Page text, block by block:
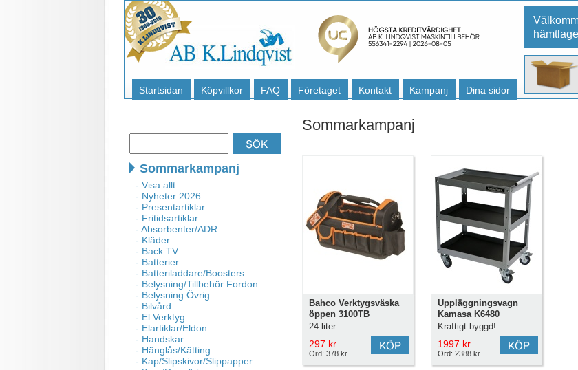
Startsidan Köpvillkor FAQ Företaget Kontakt Kampanj Dina sidor
Sommarkampanj
- Visa allt
- Nyheter 2026
- Presentartiklar
- Fritidsartiklar
- Absorbenter/ADR
- Kläder
- Back TV
- Batterier
- Batteriladdare/Boosters
- Belysning/Tillbehör Fordon
- Belysning Övrig
- Bilvård
- El Verktyg
- Elartiklar/Eldon
- Handskar
- Hänglås/Kätting
- Kap/Slipskivor/Slippapper
Sommarkampanj
Bahco Verktygsväska
öppen 3100TB
24 liter
297 kr
Ord: 378 kr
Uppläggningsvagn
Kamasa K6480
Kraftigt byggd!
1997 kr
Ord: 2388 kr